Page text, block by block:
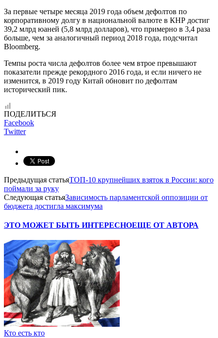
За первые четыре месяца 2019 года объем дефолтов по
корпоративному долгу в национальной валюте в КНР достиг
39,2 млрд юаней (5,8 млрд долларов), что примерно в 3,4 раза
больше, чем за аналогичный период 2018 года, подсчитал
Bloomberg.
Темпы роста числа дефолтов более чем втрое превышают
показатели прежде рекордного 2016 года, и если ничего не
изменится, в 2019 году Китай обновит по дефолтам
исторический пик.
ПОДЕЛИТЬСЯ
Facebook
Twitter
Предыдущая статьяТОП-10 крупнейших взяток в России: кого
поймали за руку
Следующая статьяЗависимость парламентской оппозиции от
бюджета достигла максимума
ЭТО МОЖЕТ БЫТЬ ИНТЕРЕСНОЕЩЕ ОТ АВТОРА
Кто есть кто